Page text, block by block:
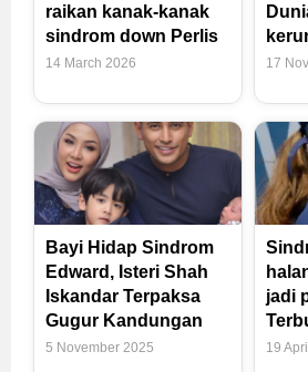
raikan kanak-kanak
sindrom down Perlis
14 March 2026 17
Bayi Hidap Sindrom
Edward, Isteri Shah
Iskandar Terpaksa
Gugur Kandungan
5 November 2025
jadi
19